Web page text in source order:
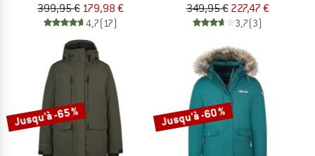
399,95 € 179,98 €
4,7(17)
349,95 € 227,47 €
3,7(3)
Jusqu'à -65 % Jusqu'à -60 %